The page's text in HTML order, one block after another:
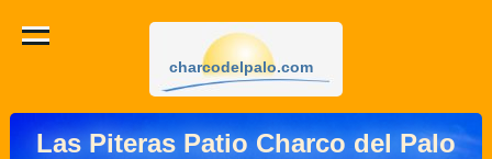
charcodelpalo.com
Las Piteras Patio Charco del Palo